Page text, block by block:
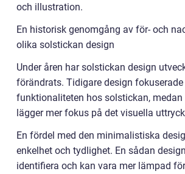
och illustration.
En historisk genomgång av för- och
olika solstickan design
Under åren har solstickan design
förändrats. Tidigare design
funktionaliteten hos solstickan, medan
lägger mer fokus på det visuella
En fördel med den minimalistiska
enkelhet och tydlighet. En sådan
identifiera och kan vara mer lämpad